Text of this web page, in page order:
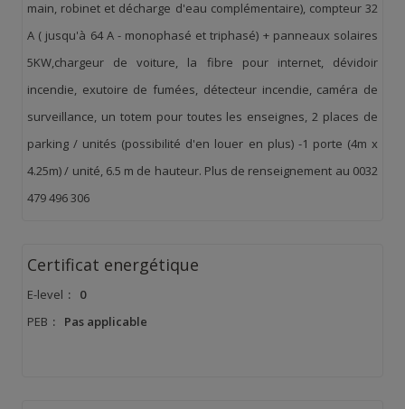
main, robinet et décharge d'eau complémentaire), compteur 32
A ( jusqu'à 64 A - monophasé et triphasé) + panneaux solaires
5KW,chargeur de voiture, la fibre pour internet, dévidoir
incendie, exutoire de fumées, détecteur incendie, caméra de
surveillance, un totem pour toutes les enseignes, 2 places de
parking / unités (possibilité d'en louer en plus) -1 porte (4m x
4.25m) / unité, 6.5 m de hauteur. Plus de renseignement au 0032
479 496 306
Certificat energétique
E-level :
0
PEB : Pas applicable